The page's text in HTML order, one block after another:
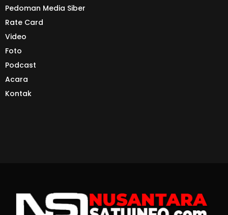
Pedoman Media Siber
Rate Card
Video
Foto
Podcast
Acara
Kontak